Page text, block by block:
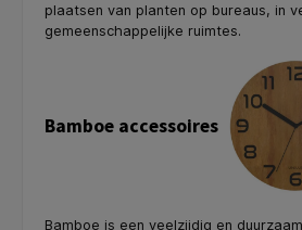
plaatsen van planten op bureaus, in
gemeenschappelijke ruimtes.
Bamboe accessoires
Bamboe is een veelzijdig en